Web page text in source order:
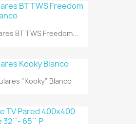
BT TWS Freedom...
"Kooky" Blanco